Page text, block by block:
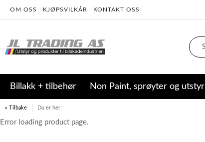
OM OSS KJØPSVILKÅR KONTAKT OSS
Billakk + tilbehør Non Paint, sprøyter og utstyr
« Tilbake Du er her:
Error loading product page.